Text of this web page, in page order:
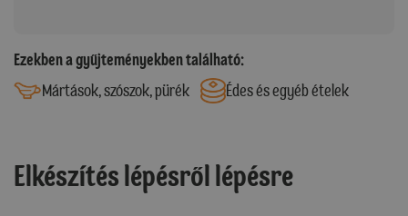
Ezekben a gyűjteményekben található:
Mártások, szószok, pürék
Édes és egyéb ételek
Elkészítés lépésről lépésre